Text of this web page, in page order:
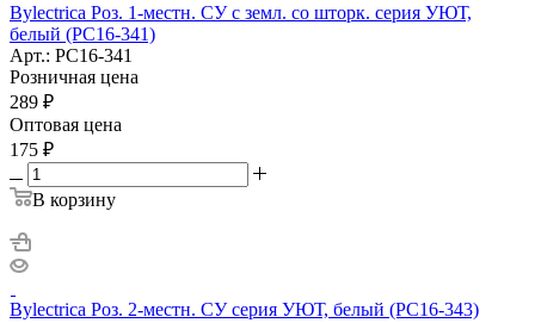
Bylectrica Роз. 1-местн. СУ с земл. со шторк. серия УЮТ,
белый (РС16-341)
Арт.: РС16-341
Розничная цена
289 ₽
Оптовая цена
175 ₽
В корзину
Bylectrica Роз. 2-местн. СУ серия УЮТ, белый (РС16-343)